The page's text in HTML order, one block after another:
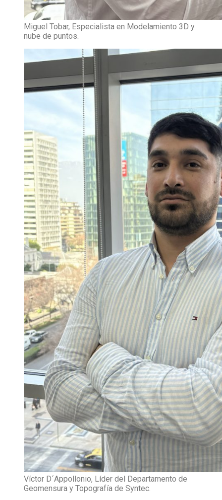
Miguel Tobar, Especialista en Modelamiento 3D y
nube de puntos.
Víctor D´Appollonio, Líder del Departamento de
Geomensura y Topografía de Syntec.